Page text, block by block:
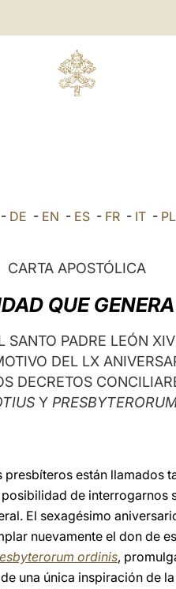
- DE - EN - ES- FR- IT- PL
CARTA APOSTÓLICA
QUE
SANTO PADRE LEÓN XIV
DEL LX
DECRETOS
Y
están llamados
de interrogarnos
El sexagésimo
nuevamente el don de
ordinis,
una única inspiración de